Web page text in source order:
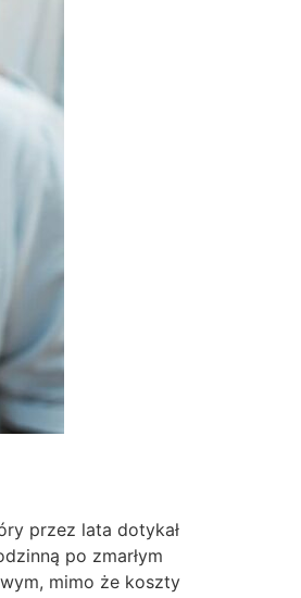
przez lata dotykał
po zmarłym
mimo że koszty